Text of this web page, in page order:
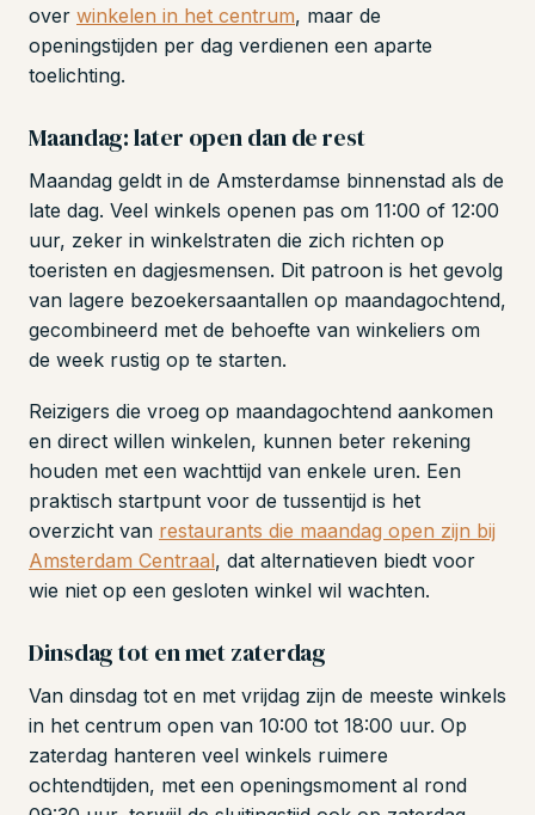
over winkelen in het centrum, maar de
openingstijden per dag verdienen een aparte
toelichting.
Maandag: later open dan de rest
Maandag geldt in de Amsterdamse binnenstad als de
late dag. Veel winkels openen pas om 11:00 of 12:00
uur, zeker in winkelstraten die zich richten op
toeristen en dagjesmensen. Dit patroon is het gevolg
van lagere bezoekersaantallen op maandagochtend,
gecombineerd met de behoefte van winkeliers om
de week rustig op te starten.
Reizigers die vroeg op maandagochtend aankomen
en direct willen winkelen, kunnen beter rekening
houden met een wachttijd van enkele uren. Een
praktisch startpunt voor de tussentijd is het
overzicht van restaurants die maandag open zijn bij
Amsterdam Centraal, dat alternatieven biedt voor
wie niet op een gesloten winkel wil wachten.
Dinsdag tot en met zaterdag
Van dinsdag tot en met vrijdag zijn de meeste winkels
in het centrum open van 10:00 tot 18:00 uur. Op
zaterdag hanteren veel winkels ruimere
ochtendtijden, met een openingsmoment al rond